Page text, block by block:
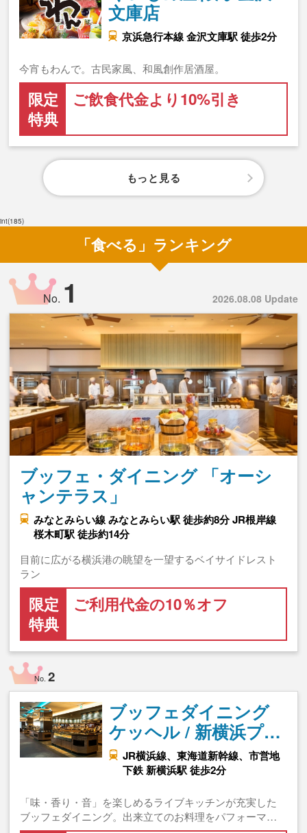
文庫店
京浜急行本線 金沢文庫駅 徒歩2分
今宵もわんで。古民家風、和風創作居酒屋。
限定
特典
ご飲食代金より10%引き
もっと見る
int(185)
「食べる」ランキング
2026.08.08 Update
No. 1
ブッフェ・ダイニング 「オーシ
ャンテラス」
みなとみらい線 みなとみらい駅 徒歩約8分 JR根岸線
桜木町駅 徒歩約14分
目前に広がる横浜港の眺望を一望するベイサイドレスト
ラン
限定
特典
ご利用代金の10％オフ
No.2
ブッフェダイニング
ケッヘル / 新横浜プ…
JR横浜線、東海道新幹線、市営地
下鉄 新横浜駅 徒歩2分
「味・香り・音」を楽しめるライブキッチンが充実した
ブッフェダイニング。出来立てのお料理をパフォーマ…